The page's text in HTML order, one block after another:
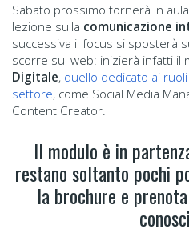
Sabato prossimo tornerà in
lezione sulla comunicazione
successiva il focus si sposterà
scorre sul web: inizierà infatti il
Digitale, quello dedicato ai
settore, come Social Media
Content Creator.
Il modulo è in
restano soltanto pochi
la brochure e